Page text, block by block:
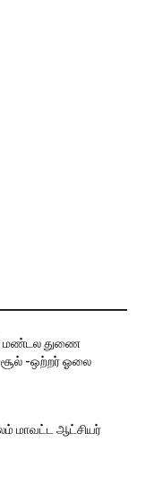
மண்டல துணை
-ஒற்றர் ஓலை
மாவட்ட ஆட்சியர்